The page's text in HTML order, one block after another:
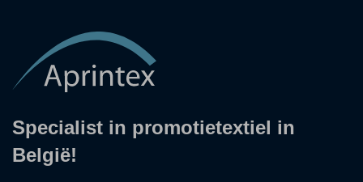
Specialist in promotietextiel in
België!